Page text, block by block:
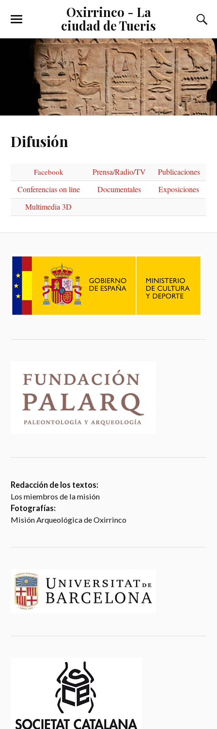
Oxirrinco - La
ciudad de Tueris
Difusión
Facebook Prensa/Radio/TV
Publicaciones
Conferencias on line
Documentales
Exposiciones
Multimedia 3D
Redacción de los textos:
Los miembros de la misión
Fotografías:
Misión Arqueológica de Oxirrinco